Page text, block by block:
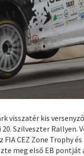
visszatér kis
Szilveszter Rallyen.
CEZ Zone Trophy és
meg első EB pontját